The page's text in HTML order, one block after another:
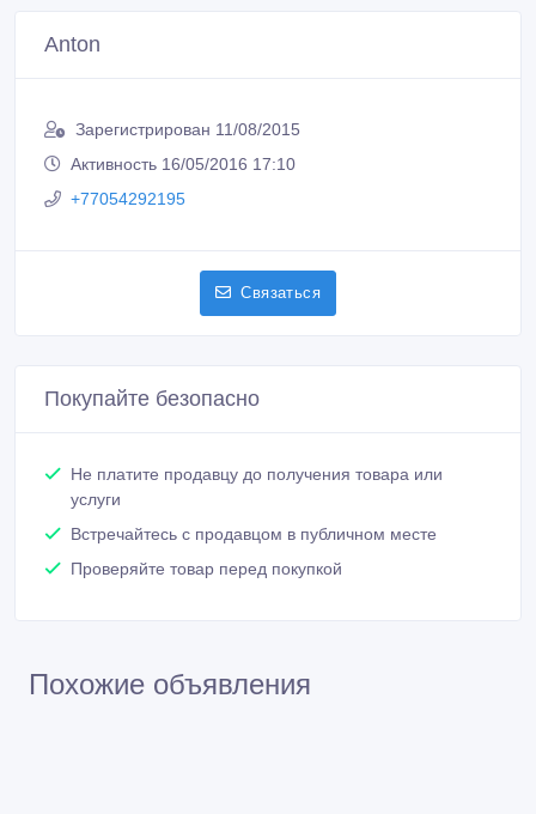
Anton
Зарегистрирован 11/08/2015
Активность 16/05/2016 17:10
+77054292195
Связаться
Покупайте безопасно
Не платите продавцу до получения товара или
услуги
Встречайтесь с продавцом в публичном месте
Проверяйте товар перед покупкой
Похожие объявления